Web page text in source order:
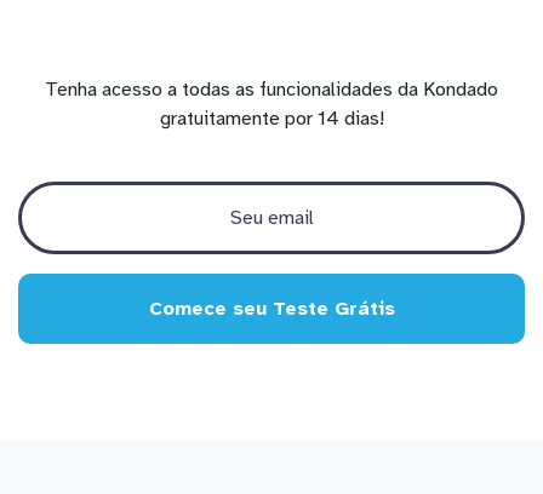
Tenha acesso a todas as funcionalidades da Kondado
gratuitamente por 14 dias!
Comece seu Teste Grátis